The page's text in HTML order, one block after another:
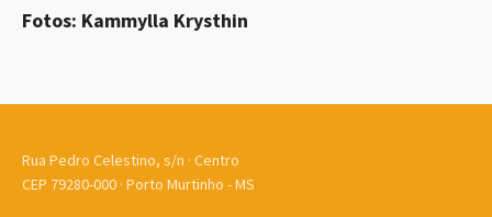
Fotos: Kammylla Krysthin
Rua Pedro Celestino, s/n · Centro
CEP 79280-000 · Porto Murtinho - MS